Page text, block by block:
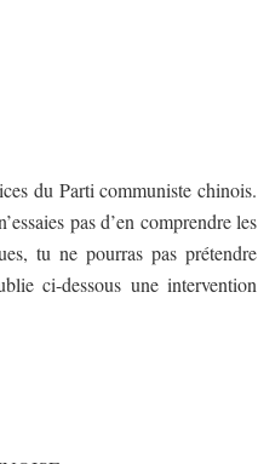
du Parti communiste chinois.
pas d’en comprendre les
tu ne pourras pas prétendre
ci-dessous une intervention